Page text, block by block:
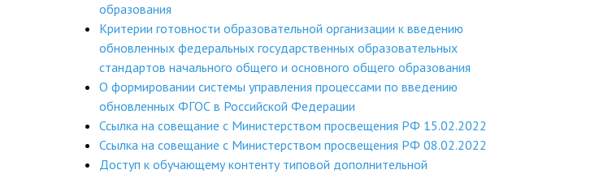
образования
Критерии готовности образовательной организации к введению
обновленных федеральных государственных образовательных
стандартов начального общего и основного общего образования
О формировании системы управления процессами по введению
обновленных ФГОС в Российской Федерации
Ссылка на совещание с Министерством просвещения РФ 15.02.2022
Ссылка на совещание с Министерством просвещения РФ 08.02.2022
Доступ к обучающему контенту типовой дополнительной